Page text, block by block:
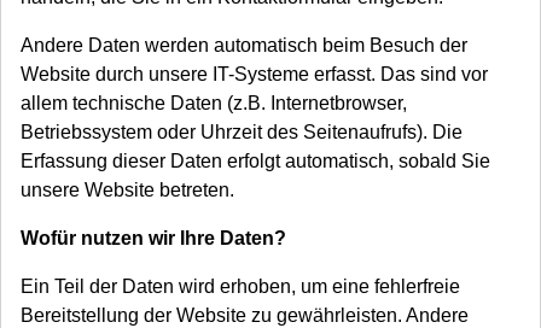
Andere Daten werden automatisch beim Besuch der
Website durch unsere IT-Systeme erfasst. Das sind vor
allem technische Daten (z.B. Internetbrowser,
Betriebssystem oder Uhrzeit des Seitenaufrufs). Die
Erfassung dieser Daten erfolgt automatisch, sobald Sie
unsere Website betreten.
Wofür nutzen wir Ihre Daten?
Ein Teil der Daten wird erhoben, um eine fehlerfreie
Bereitstellung der Website zu gewährleisten. Andere